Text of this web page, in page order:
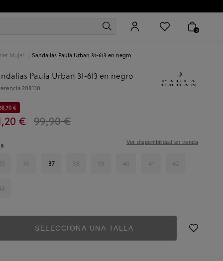
0
Mujer Sandalias Paula Urban 31-613 en negro
Paula Urban 31-613 en negro
208130
€ 99,90 €
€
35 36 37 38 39 40 41 42
Ver disponibilidad en tienda
SELECCIONA UNA TALLA